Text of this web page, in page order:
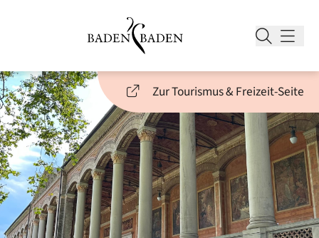
Zur Tourismus & Freizeit-Seite